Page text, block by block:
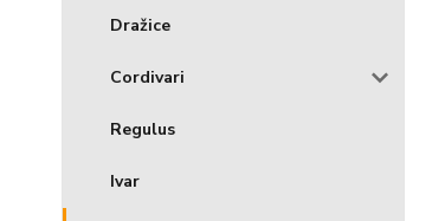
Dražice
Cordivari
Regulus
Ivar